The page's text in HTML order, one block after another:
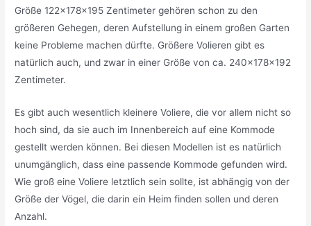
Größe 122x178x195 Zentimeter gehören schon zu den
größeren Gehegen, deren Aufstellung in einem großen Garten
keine Probleme machen dürfte. Größere Volieren gibt es
natürlich auch, und zwar in einer Größe von ca. 240x178x192
Zentimeter.
Es gibt auch wesentlich kleinere Voliere, die vor allem nicht so
hoch sind, da sie auch im Innenbereich auf eine Kommode
gestellt werden können. Bei diesen Modellen ist es natürlich
unumgänglich, dass eine passende Kommode gefunden wird.
Wie groß eine Voliere letztlich sein sollte, ist abhängig von der
Größe der Vögel, die darin ein Heim finden sollen und deren
Anzahl.